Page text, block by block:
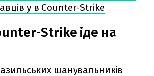
у в Counter-Strike
Strike іде на
шанувальників